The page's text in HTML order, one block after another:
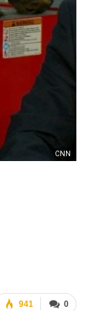
CNN
0
941
2017